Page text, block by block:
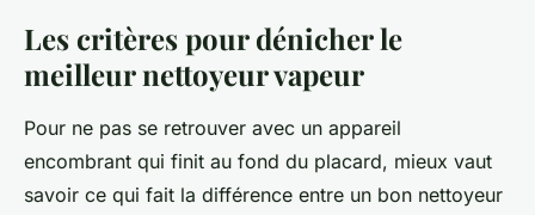
Les critères pour dénicher le
meilleur nettoyeur vapeur
Pour ne pas se retrouver avec un appareil
encombrant qui finit au fond du placard, mieux vaut
savoir ce qui fait la différence entre un bon nettoyeur